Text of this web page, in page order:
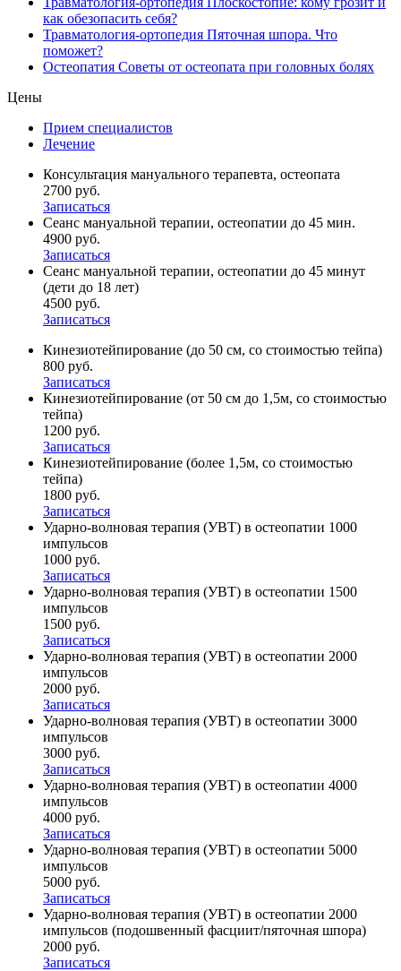
как обезопасить себя?
Травматология-ортопедия Пяточная шпора. Что
поможет?
Остеопатия Советы от остеопата при головных болях
Цены
Прием специалистов
Лечение
Консультация мануального терапевта, остеопата
2700 руб.
Записаться
Сеанс мануальной терапии, остеопатии до 45 мин.
4900 руб.
Записаться
Сеанс мануальной терапии, остеопатии до 45 минут
(дети до 18 лет)
4500 руб.
Записаться
Кинезиотейпирование (до 50 см, со стоимостью тейпа)
800 руб.
Записаться
Кинезиотейпирование (от 50 см до 1,5м, со стоимостью
тейпа)
1200 руб.
Записаться
Кинезиотейпирование (более 1,5м, со стоимостью
тейпа)
1800 руб.
Записаться
Ударно-волновая терапия (УВТ) в остеопатии 1000
импульсов
1000 руб.
Записаться
Ударно-волновая терапия (УВТ) в остеопатии 1500
импульсов
1500 руб.
Записаться
Ударно-волновая терапия (УВТ) в остеопатии 2000
импульсов
2000 руб.
Записаться
Ударно-волновая терапия (УВТ) в остеопатии 3000
импульсов
3000 руб.
Записаться
Ударно-волновая терапия (УВТ) в остеопатии 4000
импульсов
4000 руб.
Записаться
Ударно-волновая терапия (УВТ) в остеопатии 5000
импульсов
5000 руб.
Записаться
Ударно-волновая терапия (УВТ) в остеопатии 2000
импульсов (подошвенный фасциит/пяточная шпора)
2000 руб.
Записаться